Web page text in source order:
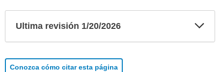
Ultima revisión 1/20/2026
Conozca cómo citar esta página